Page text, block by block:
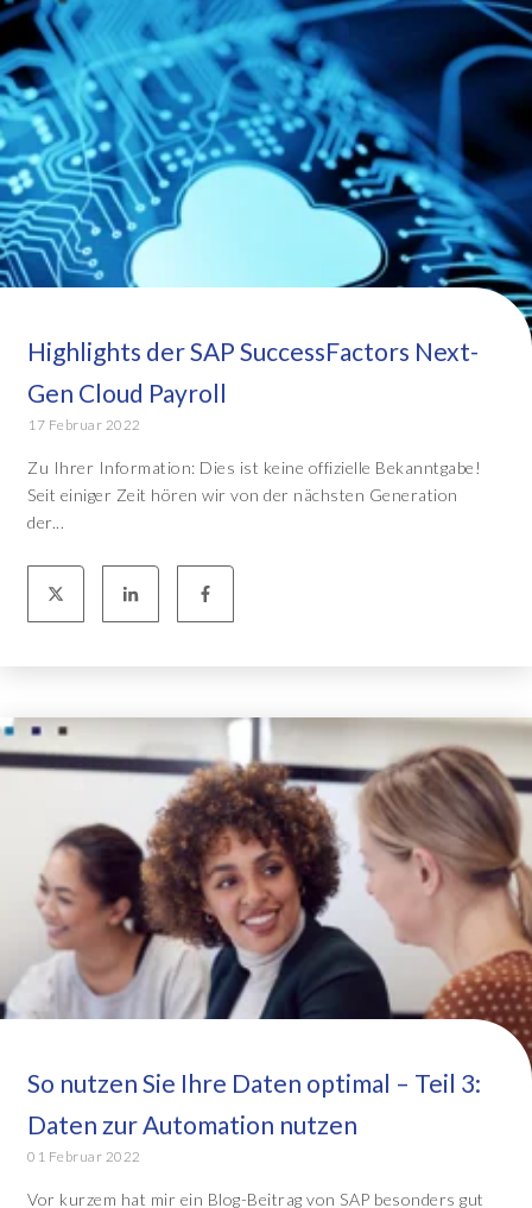
Highlights der SAP SuccessFactors Next-
Gen Cloud Payroll
17 Februar 2022
Zu Ihrer Information: Dies ist keine offizielle Bekanntgabe!
Seit einiger Zeit hören wir von der nächsten Generation
der...
So nutzen Sie Ihre Daten optimal – Teil 3:
Daten zur Automation nutzen
01 Februar 2022
Vor kurzem hat mir ein Blog-Beitrag von SAP besonders gut